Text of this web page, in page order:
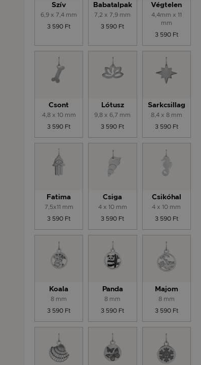
Szív
6,9 x 7,4 mm
3 590 Ft
Babatalpak
7,2 x 7,9 mm
3 590 Ft
Végtelen
4,4mm x 11
mm
3 590 Ft
Csont
4,8 x 10 mm
3 590 Ft
Lótusz
9,8 x 6,7 mm
3 590 Ft
Sarkcsillag
8,4 x 8 mm
3 590 Ft
Fatima
7,5x11 mm
3 590 Ft
Csiga
4 x 10 mm
3 590 Ft
Csikóhal
4 x 10 mm
3 590 Ft
Koala
8 mm
3 590 Ft
Panda
8 mm
3 590 Ft
Majom
8 mm
3 590 Ft